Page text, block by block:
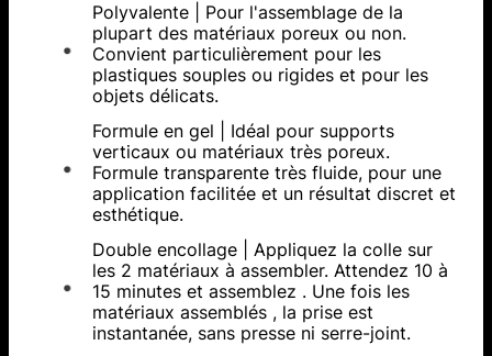
Polyvalente | Pour l'assemblage de la
plupart des matériaux poreux ou non.
Convient particulièrement pour les
plastiques souples ou rigides et pour les
objets délicats.
Formule en gel | Idéal pour supports
verticaux ou matériaux très poreux.
Formule transparente très fluide, pour une
application facilitée et un résultat discret et
esthétique.
Double encollage | Appliquez la colle sur
les 2 matériaux à assembler. Attendez 10 à
15 minutes et assemblez . Une fois les
matériaux assemblés , la prise est
instantanée, sans presse ni serre-joint.